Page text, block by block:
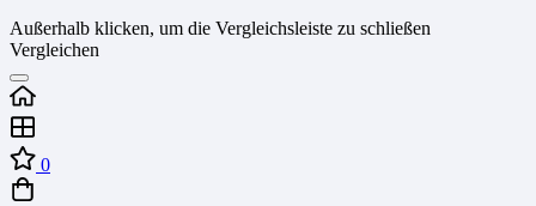
Außerhalb klicken, um die Vergleichsleiste zu schließen
Vergleichen
0